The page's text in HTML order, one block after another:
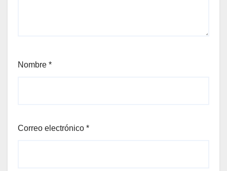
Nombre *
Correo electrónico *